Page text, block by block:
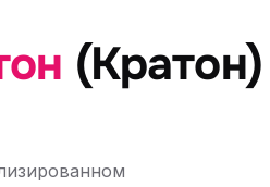
(Кратон)